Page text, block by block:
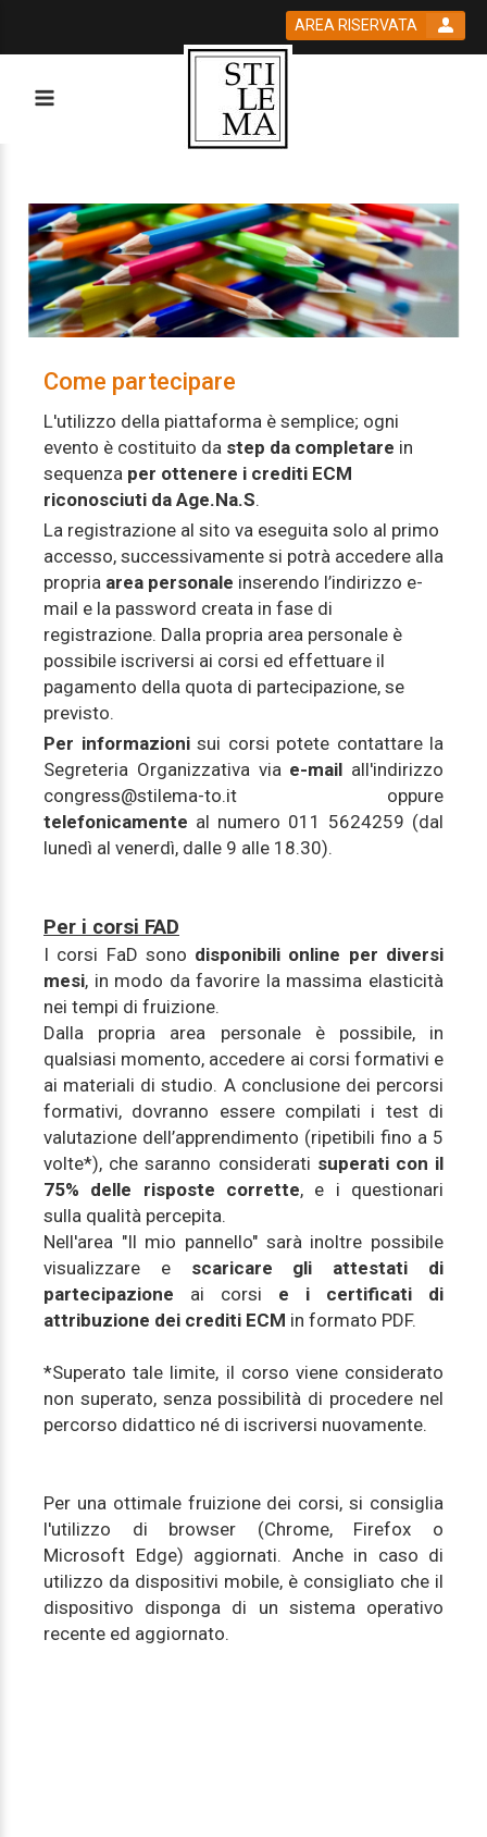
AREA RISERVATA
Come partecipare
L'utilizzo della piattaforma è semplice; ogni
evento è costituito da step da completare in
sequenza per ottenere i crediti ECM
riconosciuti da Age.Na.S.
La registrazione al sito va eseguita solo al primo
accesso, successivamente si potrà accedere alla
propria area personale inserendo l’indirizzo e-
mail e la password creata in fase di
registrazione. Dalla propria area personale è
possibile iscriversi ai corsi ed effettuare il
pagamento della quota di partecipazione, se
previsto.
Per informazionisui corsi potete contattare la
Segreteria Organizzativa via e-mail all'indirizzo
congress@stilema-to.it oppure
telefonicamente al numero 011 5624259 (dal
lunedì al venerdì, dalle 9 alle 18.30).
Per i corsi FAD
I corsi FaD sono disponibili online per diversi
mesi, in modo da favorire la massima elasticità
nei tempi di fruizione.
Dalla propria area personale è possibile, in
qualsiasi momento, accedere ai corsi formativi e
ai materiali di studio. A conclusione dei percorsi
formativi, dovranno essere compilati i test di
valutazione dell’apprendimento (ripetibili fino a 5
volte*), che saranno considerati superati con il
75% delle risposte corrette, e i questionari
sulla qualità percepita.
Nell'area "Il mio pannello" sarà inoltre possibile
visualizzare e scaricare gli attestati di
partecipazione ai corsi e i certificati di
attribuzione dei crediti ECM in formato PDF.
*Superato tale limite, il corso viene considerato
non superato, senza possibilità di procedere nel
percorso didattico né di iscriversi nuovamente.
Per una ottimale fruizione dei corsi, si consiglia
l'utilizzo di browser (Chrome, Firefox o
Microsoft Edge) aggiornati. Anche in caso di
utilizzo da dispositivi mobile, è consigliato che il
dispositivo disponga di un sistema operativo
recente ed aggiornato.